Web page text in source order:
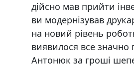
дійсно мав прийти
ви модернізував
на новий рівень
виявилося все значно
Антонюк за гроші